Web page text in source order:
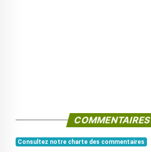
COMMENTAIRES
Consultez notre charte des commentaires